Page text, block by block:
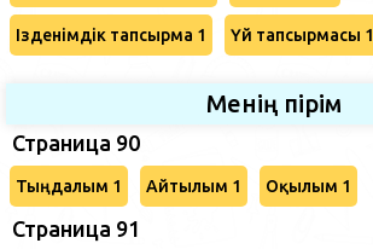
Ізденімдік тапсырма 1 Үй тапсырмасы 1
Менің пірім
Страница 90
Тыңдалым 1 Айтылым 1 Оқылым 1
Страница 91